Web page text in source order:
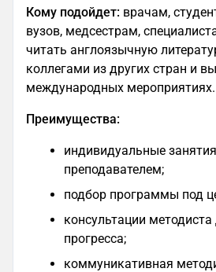
Кому подойдет: врачам,
вузов, медсестрам,
читать англоязычную
коллегами из других стран и
международных мероприятиях.
Преимущества:
индивидуальные
преподавателем;
подбор программы под
консультации
прогресса;
коммуникативная